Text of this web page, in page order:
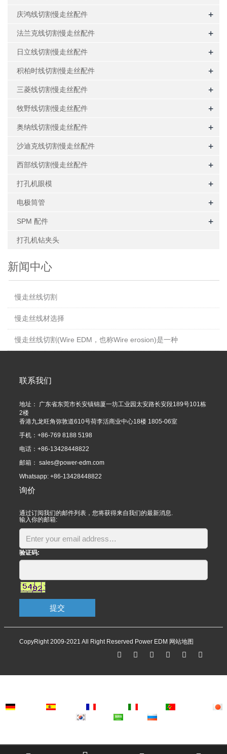
庆鸿线切割慢走丝配件 +
法兰克线切割慢走丝配件 +
日立线切割慢走丝配件 +
积柏时线切割慢走丝配件 +
三菱线切割慢走丝配件 +
牧野线切割慢走丝配件 +
奥纳线切割慢走丝配件 +
沙迪克线切割慢走丝配件 +
西部线切割慢走丝配件 +
打孔机眼模 +
电极筒管 +
SPM 配件 +
打孔机钻夹头
新闻中心
慢走丝线切割
慢走丝线材选择
慢走丝线切割(Wire EDM，也称Wire erosion)是一种
联系我们
地址： 广东省东莞市长安镇锦厦一坊工业园太安路长安段189号101栋
2楼
香港九龙旺角弥敦道610号荷李活商业中心18楼 1805-06室
手机：+86-769 8188 5198
电话：+86-13428448822
邮箱： sales@power-edm.com
Whatsapp: +86-13428448822
询价
通过订阅我们的邮件列表，您将获得来自我们的最新消息.
输入你的邮箱:
验证码:
提交
CopyRight 2009-2021 All Right Reserved Power EDM 网站地图